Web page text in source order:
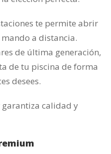
te permite abrir
a distancia.
de última generación,
de tu piscina de forma
desees.
garantiza calidad y